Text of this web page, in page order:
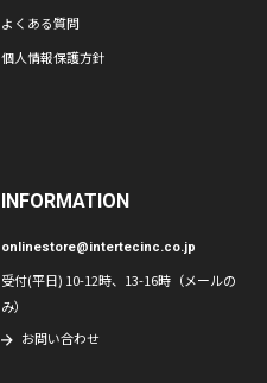
よくある質問
個人情報保護方針
INFORMATION
onlinestore@intertecinc.co.jp
受付(平日) 10-12時、13-16時（メールの
み）
お問い合わせ